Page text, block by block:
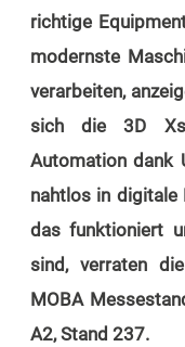
richtige
modernste
verarbeiten,
sich die 3D
Automation dank
nahtlos in digitale
das funktioniert
sind, verraten
MOBA
A2, Stand 237.